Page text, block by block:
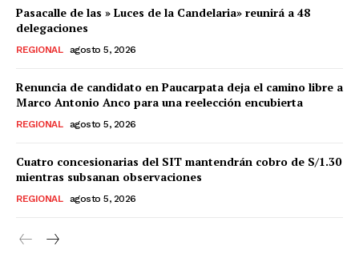
Pasacalle de las » Luces de la Candelaria» reunirá a 48
delegaciones
REGIONAL agosto 5, 2026
Renuncia de candidato en Paucarpata deja el camino libre a
Marco Antonio Anco para una reelección encubierta
REGIONAL agosto 5, 2026
Cuatro concesionarias del SIT mantendrán cobro de S/1.30
mientras subsanan observaciones
REGIONAL agosto 5, 2026